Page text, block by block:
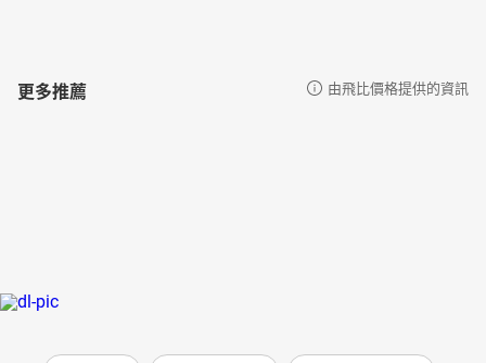
更多推薦 由飛比價格提供的資訊